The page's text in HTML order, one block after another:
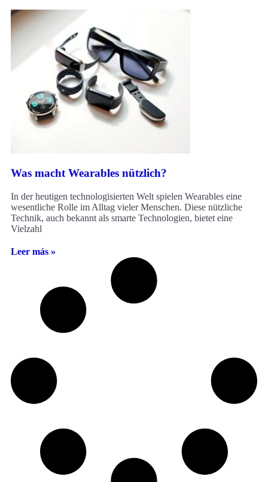
Was macht Wearables nützlich?
In der heutigen technologisierten Welt spielen Wearables eine
wesentliche Rolle im Alltag vieler Menschen. Diese nützliche
Technik, auch bekannt als smarte Technologien, bietet eine
Vielzahl
Leer más »